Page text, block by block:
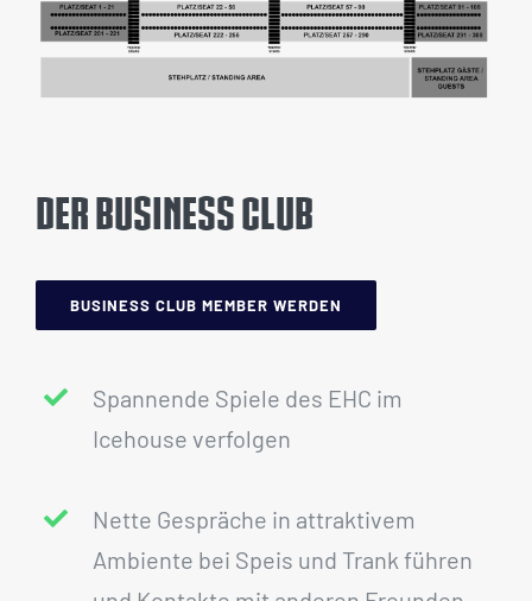
DER BUSINESS CLUB
BUSINESS CLUB MEMBER WERDEN
Spannende Spiele des EHC im
Icehouse verfolgen
Nette Gespräche in attraktivem
Ambiente bei Speis und Trank führen